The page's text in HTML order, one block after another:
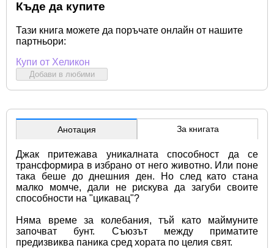
Къде да купите
Тази книга можете да поръчате онлайн от нашите
партньори:
Купи от Хеликон
Добави в любими
Анотация За книгата
Джак притежава уникалната способност да се
трансформира в избрано от него животно. Или поне
така беше до днешния ден. Но след като стана
малко момче, дали не рискува да загуби своите
способности на "цикавац"?
Няма време за колебания, тъй като маймуните
започват бунт. Съюзът между приматите
предизвиква паника сред хората по целия свят.